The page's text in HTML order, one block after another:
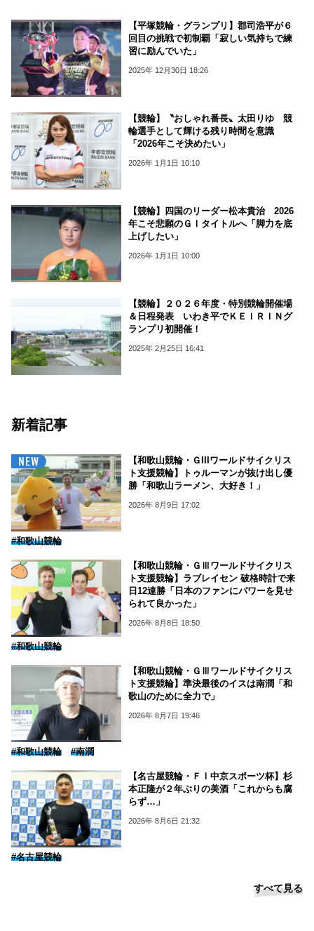
【平塚競輪・グランプリ】郡司浩平が６
回目の挑戦で初制覇「寂しい気持ちで練
習に励んでいた」
2025年 12月30日 18:26
【競輪】〝おしゃれ番長〟太田りゆ 競
輪選手として輝ける残り時間を意識
「2026年こそ決めたい」
2026年 1月1日 10:10
【競輪】四国のリーダー松本貴治 2026
年こそ悲願のＧⅠタイトルへ「脚力を底
上げしたい」
2026年 1月1日 10:00
【競輪】２０２６年度・特別競輪開催場
＆日程発表 いわき平でＫＥＩＲＩＮグ
ランプリ初開催！
2025年 2月25日 16:41
新着記事
【和歌山競輪・ＧIIIワールドサイクリス
ト支援競輪】トゥルーマンが抜け出し優
勝「和歌山ラーメン、大好き！」
2026年 8月9日 17:02
#和歌山競輪
【和歌山競輪・ＧⅢワールドサイクリス
ト支援競輪】ラブレイセン 破格時計で来
日12連勝「日本のファンにパワーを見せ
られて良かった」
2026年 8月8日 18:50
#和歌山競輪
【和歌山競輪・ＧⅢワールドサイクリス
ト支援競輪】準決最後のイスは南潤「和
歌山のために全力で」
2026年 8月7日 19:46
#和歌山競輪 #南潤
【名古屋競輪・ＦⅠ中京スポーツ杯】杉
本正隆が２年ぶりの美酒「これからも腐
らず…」
2026年 8月6日 21:32
#名古屋競輪
すべて見る